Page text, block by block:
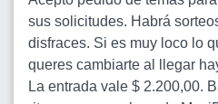
sus solicitudes. Habrá
disfraces. Si es muy loco lo
queres cambiarte al llegar
La entrada vale $ 2.200,00.